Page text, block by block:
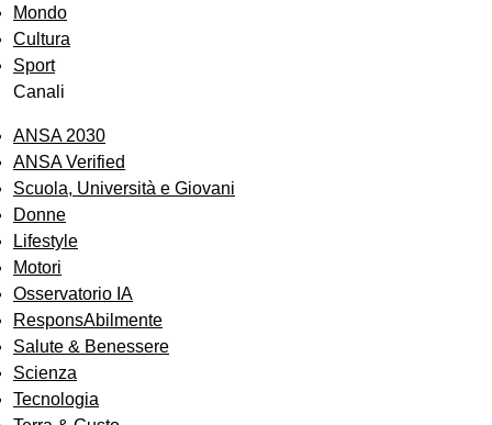
Mondo
Cultura
Sport
Canali
ANSA 2030
ANSA Verified
Scuola, Università e Giovani
Donne
Lifestyle
Motori
Osservatorio IA
ResponsAbilmente
Salute & Benessere
Scienza
Tecnologia